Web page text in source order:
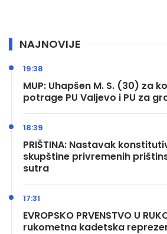
NAJNOVIJE
MUP: Uhapšen M. S. (30) za
potrage PU Valjevo i PU za
19:38
PRIŠTINA: Nastavak
skupštine privremenih
sutra
18:39
EVROPSKO PRVENSTVO U
rukometna kadetska
17:31